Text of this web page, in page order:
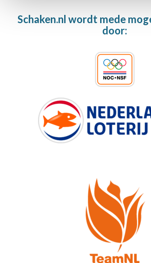
Schaken.nl wordt mede
door: